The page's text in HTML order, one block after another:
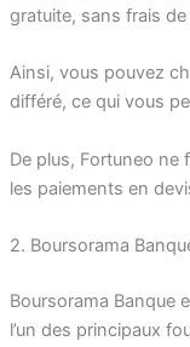
gratuite, sans frais
Ainsi, vous pouvez
différé, ce qui vous
De plus, Fortuneo ne
les paiements en
2. Boursorama
Boursorama Banque
l’un des principaux